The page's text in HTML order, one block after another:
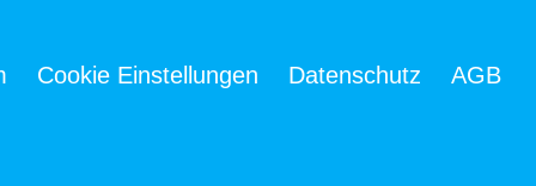
Cookie Einstellungen Datenschutz AGB